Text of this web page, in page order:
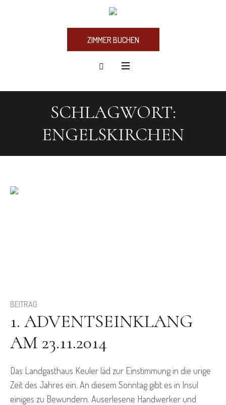
ZIMMER BUCHEN
SCHLAGWORT:
ENGELSKIRCHEN
BEITRAG
1. ADVENTSEINKLANG
AM 23.11.2014
Das Landgasthaus Keuler läd zur Einstimmung in die urige
Zeit des Jahres ein. An diesem Sonntag gibt es in Insul
einiges zu Bewundern. Auserlesene Handwerker und